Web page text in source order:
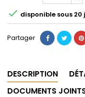
 disponible sous 20
Partager
DESCRIPTION
DOCUMENTS